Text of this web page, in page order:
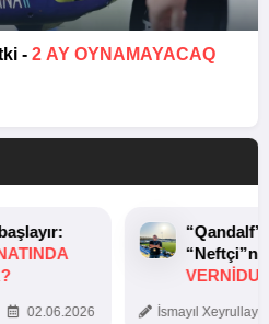
- 2 AY OYNAMAYACAQ
02.06.2026 İsmayıl